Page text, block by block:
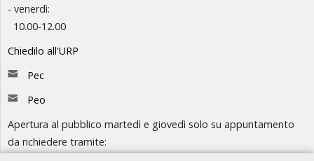
- venerdì:
10.00-12.00
Chiedilo all'URP
Pec
Peo
Apertura al pubblico martedì e giovedì solo su appuntamento
da richiedere tramite: